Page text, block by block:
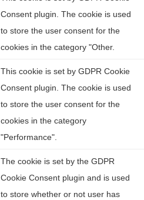
Consent plugin. The cookie is used
to store the user consent for the
cookies in the category "Other.
This cookie is set by GDPR Cookie
Consent plugin. The cookie is used
to store the user consent for the
cookies in the category
"Performance".
The cookie is set by the GDPR
Cookie Consent plugin and is used
to store whether or not user has